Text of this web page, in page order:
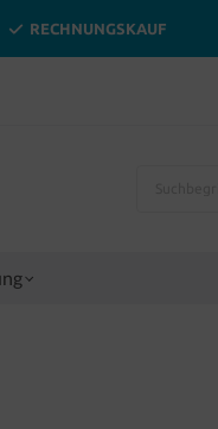
RECHNUNGSKAUF